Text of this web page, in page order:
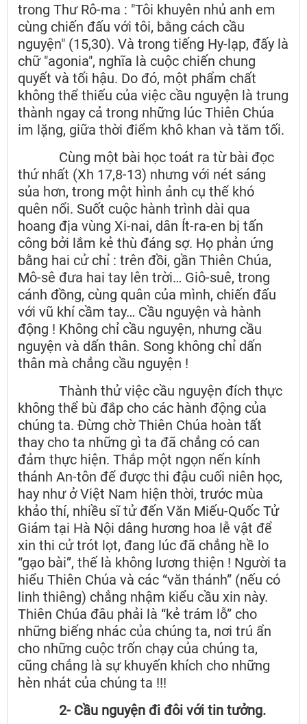
trong Thư Rô-ma : "Tôi khuyên nhủ anh em
cùng chiến đấu với tôi, bằng cách cầu
nguyện" (15,30). Và trong tiếng Hy-lạp, đấy là
chữ "agonia", nghĩa là cuộc chiến chung
quyết và tối hậu. Do đó, một phẩm chất
không thể thiếu của việc cầu nguyện là trung
thành ngay cả trong những lúc Thiên Chúa
im lặng, giữa thời điểm khô khan và tăm tối.
Cùng một bài học toát ra từ bài đọc
thứ nhất (Xh 17,8-13) nhưng với nét sáng
sủa hơn, trong một hình ảnh cụ thể khó
quên nổi. Suốt cuộc hành trình dài qua
hoang địa vùng Xi-nai, dân Ít-ra-en bị tấn
công bởi lắm kẻ thù đáng sợ. Họ phản ứng
bằng hai cử chỉ : trên đồi, gần Thiên Chúa,
Mô-sê đưa hai tay lên trời… Giô-suê, trong
cánh đồng, cùng quân của mình, chiến đấu
với vũ khí cầm tay… Cầu nguyện và hành
động ! Không chỉ cầu nguyện, nhưng cầu
nguyện và dấn thân. Song không chỉ dấn
thân mà chẳng cầu nguyện !
Thành thử việc cầu nguyện đích thực
không thể bù đắp cho các hành động của
chúng ta. Đừng chờ Thiên Chúa hoàn tất
thay cho ta những gì ta đã chẳng có can
đảm thực hiện. Thắp một ngọn nến kính
thánh An-tôn để được thi đậu cuối niên học,
hay như ở Việt Nam hiện thời, trước mùa
khảo thí, nhiều sĩ tử đến Văn Miếu-Quốc Tử
Giám tại Hà Nội dâng hương hoa lễ vật để
xin thi cử trót lọt, đang lúc đã chẳng hề lo
“gạo bài”, thế là không lương thiện ! Người ta
hiểu Thiên Chúa và các “văn thánh” (nếu có
linh thiêng) chẳng nhậm kiểu cầu xin này.
Thiên Chúa đâu phải là “kẻ trám lỗ” cho
những biếng nhác của chúng ta, nơi trú ẩn
cho những cuộc trốn chạy của chúng ta,
cũng chẳng là sự khuyến khích cho những
hèn nhát của chúng ta !!!
2- Cầu nguyện đi đôi với tin tưởng.